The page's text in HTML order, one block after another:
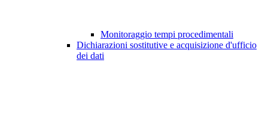
Monitoraggio tempi procedimentali
Dichiarazioni sostitutive e acquisizione d'ufficio
dei dati